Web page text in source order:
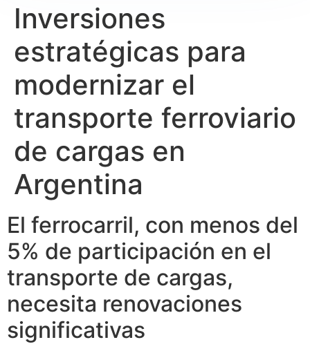
Inversiones
estratégicas para
modernizar el
transporte ferroviario
de cargas en
Argentina
El ferrocarril, con menos del
5% de participación en el
transporte de cargas,
necesita renovaciones
significativas